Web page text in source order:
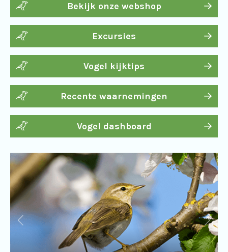
Bekijk onze webshop
Excursies
Vogel kijktips
Recente waarnemingen
Vogel dashboard